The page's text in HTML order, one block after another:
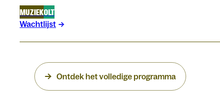
MUZIEKOLT
Wachtlijst
Ontdek het volledige programma